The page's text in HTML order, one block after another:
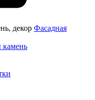
Фасадная
камень